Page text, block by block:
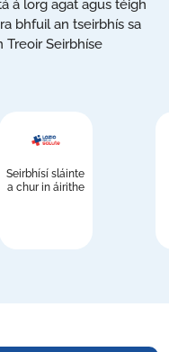
á lorg agat agus téigh
bhfuil an tseirbhís sa
Treoir Seirbhíse
Seirbhísí sláinte
a chur in áirithe